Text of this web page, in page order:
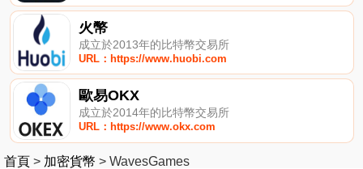
火幣
成立於2013年的比特幣交易所
URL：https://www.huobi.com
歐易OKX
成立於2014年的比特幣交易所
URL：https://www.okx.com
首頁 > 加密貨幣 > WavesGames